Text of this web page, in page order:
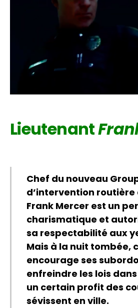
Lieutenant
Chef du nouveau
d’intervention routière
Frank Mercer est un
charismatique et
sa respectabilité aux
Mais à la nuit tombée,
encourage ses
enfreindre les lois
un certain profit des
sévissent en ville.